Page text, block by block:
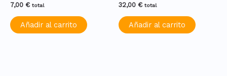
7,00 € total
Añadir al carrito
32,00 € total
Añadir al carrito